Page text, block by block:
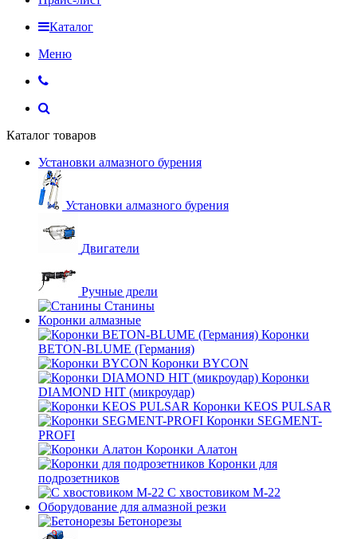
Каталог
Меню
Каталог товаров
Установки алмазного бурения
Установки алмазного бурения
Двигатели
Ручные дрели
Станины
Коронки алмазные
Коронки
BETON-BLUME (Германия)
Коронки BYCON
Коронки
DIAMOND HIT (микроудар)
Коронки KEOS PULSAR
Коронки SEGMENT-
PROFI
Коронки Алатон
Коронки для
подрозетников
С хвостовиком М-22
Оборудование для алмазной резки
Бетонорезы